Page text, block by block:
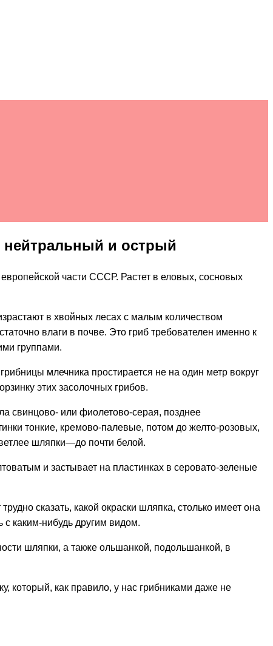
и острый
части СССР. Растет в еловых, сосновых
в хвойных лесах с малым количеством
влаги в почве. Это гриб требователен именно к
группами.
млечника простирается не на один метр вокруг
этих засолочных грибов.
свинцово- или фиолетово-серая, позднее
тонкие, кремово-палевые, потом до желто-розовых,
шляпки—до почти белой.
и застывает на пластинках в серовато-зеленые
сказать, какой окраски шляпка, столько имеет она
с каким-нибудь другим видом.
шляпки, а также ольшанкой, подольшанкой, в
который, как правило, у нас грибниками даже не